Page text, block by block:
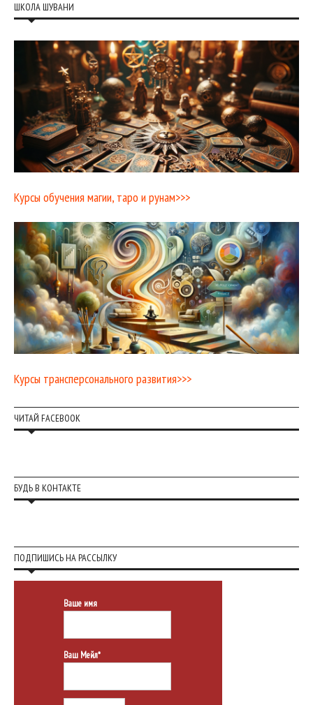
ШКОЛА ШУВАНИ
Курсы обучения магии, таро и рунам>>>
Курсы трансперсонального развития>>>
ЧИТАЙ FACEBOOK
БУДЬ В КОНТАКТЕ
ПОДПИШИСЬ НА РАССЫЛКУ
Ваше имя
Ваш Мейл*